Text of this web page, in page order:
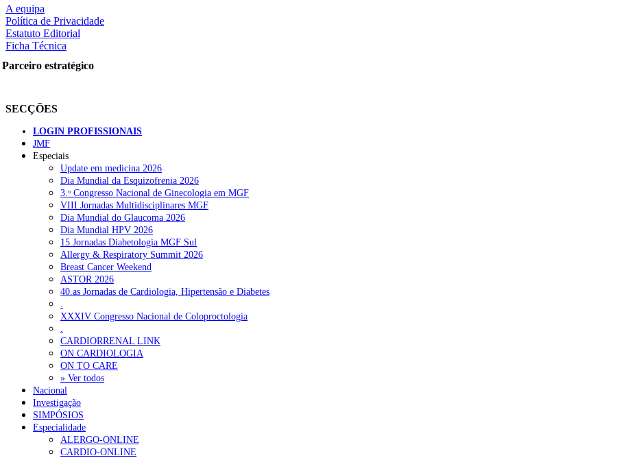
RECENTES
ULS de Coimbra estreia cirurgia endoscópica do ouvido com apoio robótico em Portugal
Enfermeiros exigem esclarecimentos sobre eventual gestão privada da ULS do Algarve
Ordem dos Médicos alerta para riscos no novo sistema de acesso a consultas e cirurgias
Portugal está a formar os médicos de que precisa? 6 de Agosto, 2026
MAIS LIDAS
Enfermagem Forense. “Da urgência ao tribunal, cada gesto conta e cada profissional faz a diferença”
203 visualizações
1.º Episódio do Podcast “Frequência Cardio – Sintoniza-te na Insuficiência Cardíaca” da Bayer
169 visualizações
Alguns milhares de utentes podem ficar sem médico de família com nova regras do registo, alerta associação
132 visualizações
A equipa
Política de Privacidade
Estatuto Editorial
Ficha Técnica
Parceiro estratégico
SECÇÕES
LOGIN PROFISSIONAIS
JMF
Especiais
Update em medicina 2026
Dia Mundial da Esquizofrenia 2026
3.ᵒ Congresso Nacional de Ginecologia em MGF
VIII Jornadas Multidisciplinares MGF
Dia Mundial do Glaucoma 2026
Dia Mundial HPV 2026
15 Jornadas Diabetologia MGF Sul
Allergy & Respiratory Summit 2026
Breast Cancer Weekend
ASTOR 2026
40.as Jornadas de Cardiologia, Hipertensão e Diabetes
.
XXXIV Congresso Nacional de Coloproctologia
.
CARDIORRENAL LINK
ON CARDIOLOGIA
ON TO CARE
» Ver todos
Nacional
Investigação
SIMPÓSIOS
Especialidade
ALERGO-ONLINE
CARDIO-ONLINE